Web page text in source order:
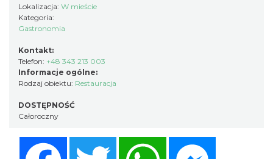
Lokalizacja: W mieście
Kategoria:
Gastronomia
Kontakt:
Telefon: +48 343 213 003
Informacje ogólne:
Rodzaj obiektu: Restauracja
DOSTĘPNOŚĆ
Całoroczny
Twitter WhatsApp